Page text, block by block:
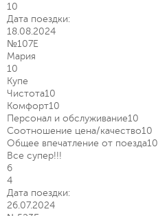
10
Дата поездки:
18.08.2024
№107Е
Мария
10
Купе
Чистота10
Комфорт10
Персонал и обслуживание10
Соотношение цена/качество10
Общее впечатление от поезда10
Все супер!!!
6
4
Дата поездки:
26.07.2024